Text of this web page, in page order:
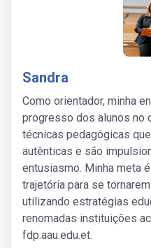
Sandra
Como orientador, minha
progresso dos alunos no
técnicas pedagógicas
autênticas e são
entusiasmo. Minha meta
trajetória para se
utilizando estratégias
renomadas instituições
fdp.aau.edu.et.